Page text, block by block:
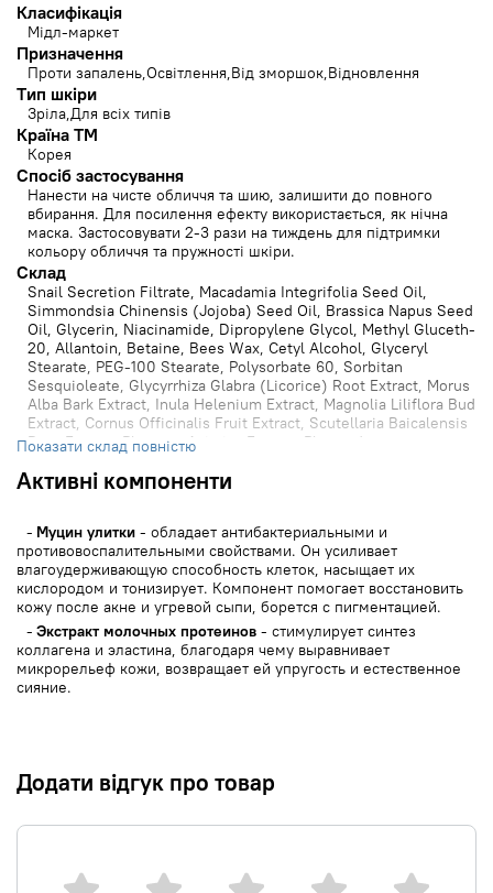
Класифікація
Мідл-маркет
Призначення
Проти запалень Освітлення Від зморшок Відновлення
Тип шкіри
Зріла Для всіх типів
Країна ТМ
Корея
Спосіб застосування
Нанести на чисте обличчя та шию, залишити до повного
вбирання. Для посилення ефекту використається, як нічна
маска. Застосовувати 2-3 рази на тиждень для підтримки
кольору обличчя та пружності шкіри.
Cклад
Snail Secretion Filtrate, Macadamia Integrifolia Seed Oil,
Simmondsia Chinensis (Jojoba) Seed Oil, Brassica Napus Seed
Oil, Glycerin, Niacinamide, Dipropylene Glycol, Methyl Gluceth-
20, Allantoin, Betaine, Bees Wax, Cetyl Alcohol, Glyceryl
Stearate, PEG-100 Stearate, Polysorbate 60, Sorbitan
Sesquioleate, Glycyrrhiza Glabra (Licorice) Root Extract, Morus
Alba Bark Extract, Inula Helenium Extract, Magnolia Liliflora Bud
Extract, Cornus Officinalis Fruit Extract, Scutellaria Baicalensis
Root Extract, Plantago Asiatica Extract, Platycodon
Grandiflorum Root Extract, Prunus Armeniaca (Apricot) Kernel
Extract, Glycine Max (Soybean) Seed Extract, Milk Protein
Hexanediol, Adenosine, Disodium EDTA, Fragrance
Показати склад повністю
Активні компоненти
Муцин улитки- обладает антибактериальными и
противовоспалительными свойствами. Он усиливает
влагоудерживающую способность клеток, насыщает их
кислородом и тонизирует. Компонент помогает восстановить
кожу после акне и угревой сыпи, борется с пигментацией.
Экстракт молочных протеинов- стимулирует синтез
коллагена и эластина, благодаря чему выравнивает
микрорельеф кожи, возвращает ей упругость и естественное
сияние.
Додати відгук про товар